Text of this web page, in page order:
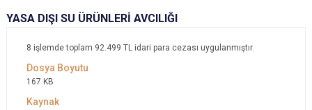
YASA DIŞI SU ÜRÜNLERİ AVCILIĞI
8 işlemde toplam 92.499‬ TL idari para cezası uygulanmıştır.
167 KB